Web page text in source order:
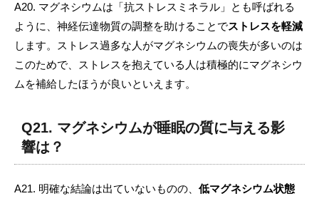
A20. マグネシウムは「抗ストレスミネラル」とも呼ばれる
ように、神経伝達物質の調整を助けることでストレスを軽減
します。ストレス過多な人がマグネシウムの喪失が多いのは
このためで、ストレスを抱えている人は積極的にマグネシウ
ムを補給したほうが良いといえます。
Q21. マグネシウムが睡眠の質に与える影
響は？
A21. 明確な結論は出ていないものの、 低マグネシウム状態